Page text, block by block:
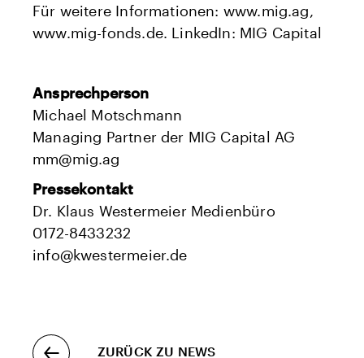
Für weitere Informationen: www.mig.ag,
www.mig-fonds.de. LinkedIn: MIG Capital
Ansprechperson
Michael Motschmann
Managing Partner der MIG Capital AG
mm@mig.ag
Pressekontakt
Dr. Klaus Westermeier Medienbüro
0172-8433232
info@kwestermeier.de
ZURÜCK ZU NEWS